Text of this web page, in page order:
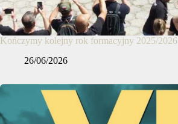
Kończymy kolejny rok formacyjny 2025/2026
26/06/2026